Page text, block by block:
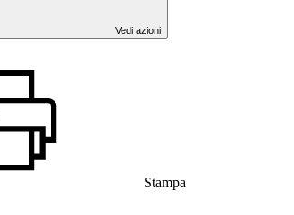
Vedi azioni
Stampa